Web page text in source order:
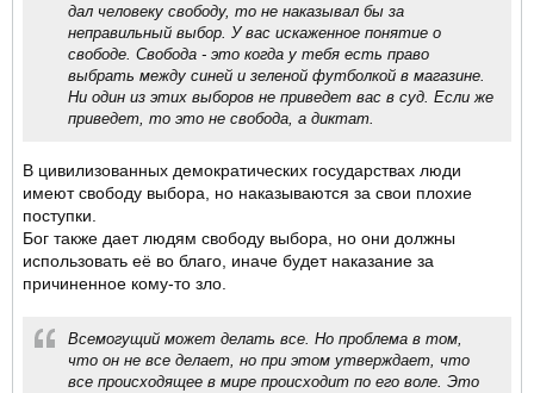
дал человеку свободу, то не наказывал бы за
неправильный выбор. У вас искаженное понятие о
свободе. Свобода - это когда у тебя есть право
выбрать между синей и зеленой футболкой в магазине.
Ни один из этих выборов не приведет вас в суд. Если же
приведет, то это не свобода, а диктат.
В цивилизованных демократических государствах люди
имеют свободу выбора, но наказываются за свои плохие
поступки.
Бог также дает людям свободу выбора, но они должны
использовать её во благо, иначе будет наказание за
причиненное кому-то зло.
Всемогущий может делать все. Но проблема в том,
что он не все делает, но при этом утверждает, что
все происходящее в мире происходит по его воле. Это